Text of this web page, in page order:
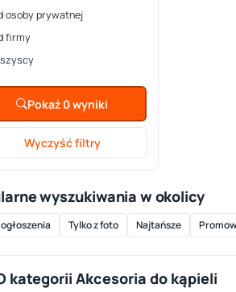
osoby prywatnej
firmy
Pokaż 0 wyniki
Wyczyść filtry
wyszukiwania w okolicy
Tylko z foto Najtańsze
kategorii Akcesoria do kąpieli